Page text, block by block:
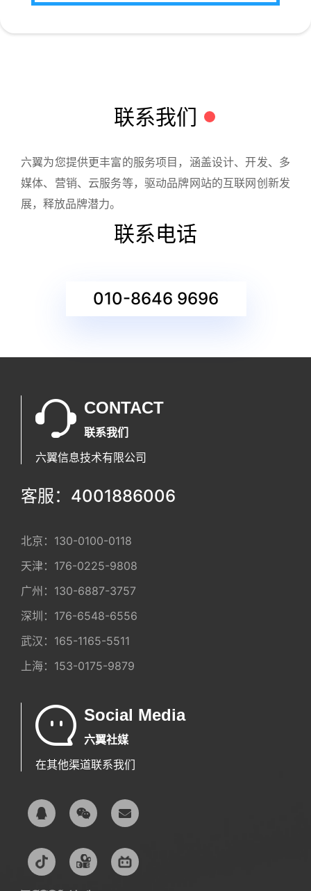
联系我们
六翼为您提供更丰富的服务项目，涵盖设计、开发、多
媒体、营销、云服务等，驱动品牌网站的互联网创新发
展，释放品牌潜力。
联系电话
010-8646 9696
CONTACT
联系我们
六翼信息技术有限公司
客服：4001886006
北京： 130-0100-0118
天津： 176-0225-9808
广州： 130-6887-3757
深圳： 176-6548-6556
武汉： 165-1165-5511
上海： 153-0175-9879
Social Media
六翼社媒
在其他渠道联系我们